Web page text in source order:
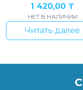
1 420,00 ₸
НЕТ В НАЛИЧИИ
Читать далее